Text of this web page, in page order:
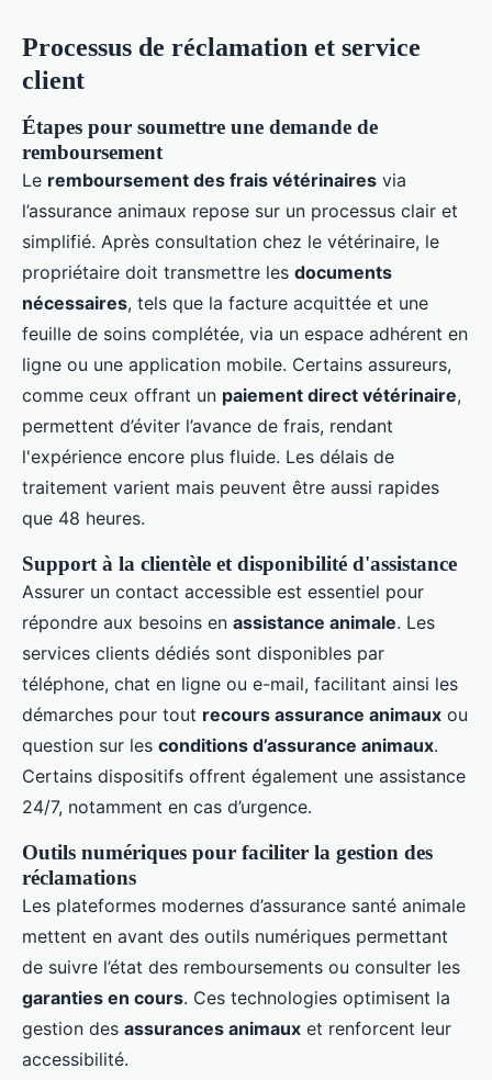
Processus de réclamation et service
client
Étapes pour soumettre une demande de
remboursement
Le remboursement des frais vétérinaires via
l’assurance animaux repose sur un processus clair et
simplifié. Après consultation chez le vétérinaire, le
propriétaire doit transmettre les documents
nécessaires, tels que la facture acquittée et une
feuille de soins complétée, via un espace adhérent en
ligne ou une application mobile. Certains assureurs,
comme ceux offrant un paiement direct vétérinaire,
permettent d’éviter l’avance de frais, rendant
l'expérience encore plus fluide. Les délais de
traitement varient mais peuvent être aussi rapides
que 48 heures.
Support à la clientèle et disponibilité d'assistance
Assurer un contact accessible est essentiel pour
répondre aux besoins en assistance animale. Les
services clients dédiés sont disponibles par
téléphone, chat en ligne ou e-mail, facilitant ainsi les
démarches pour tout recours assurance animaux ou
question sur les conditions d’assurance animaux.
Certains dispositifs offrent également une assistance
24/7, notamment en cas d’urgence.
Outils numériques pour faciliter la gestion des
réclamations
Les plateformes modernes d’assurance santé animale
mettent en avant des outils numériques permettant
de suivre l’état des remboursements ou consulter les
garanties en cours. Ces technologies optimisent la
gestion des assurances animaux et renforcent leur
accessibilité.